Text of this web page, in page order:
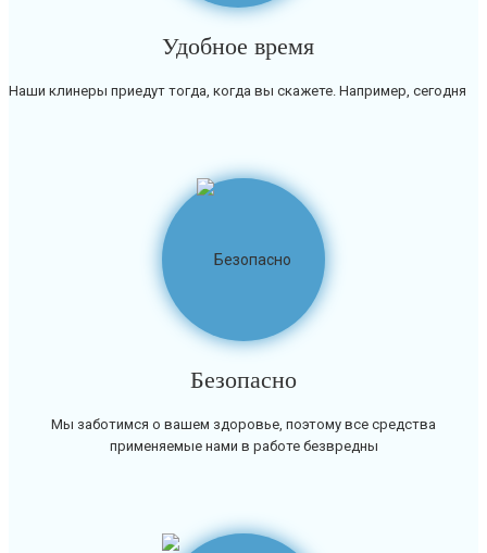
Удобное время
Наши клинеры приедут тогда, когда вы скажете. Например, сегодня
Безопасно
Мы заботимся о вашем здоровье, поэтому все средства
применяемые нами в работе безвредны